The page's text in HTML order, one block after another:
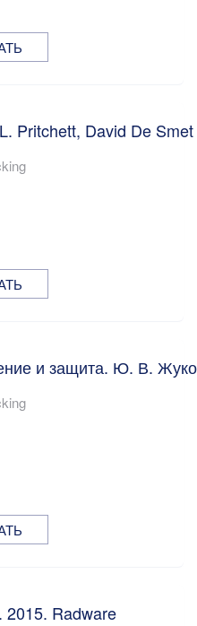
Pritchett, David De Smet
и защита. Ю. В.
2015. Radware